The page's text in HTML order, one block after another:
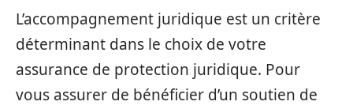
L’accompagnement juridique est un critère
déterminant dans le choix de votre
assurance de protection juridique. Pour
vous assurer de bénéficier d’un soutien de